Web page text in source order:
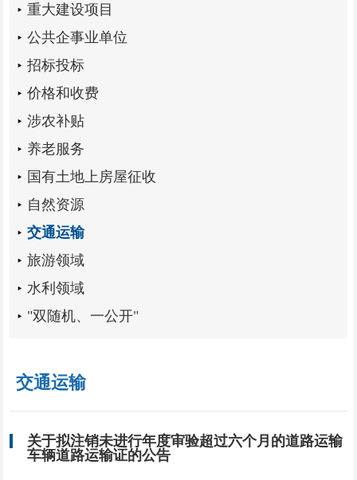
重大建设项目
公共企事业单位
招标投标
价格和收费
涉农补贴
养老服务
国有土地上房屋征收
自然资源
交通运输
旅游领域
水利领域
"双随机、一公开"
交通运输
关于拟注销未进行年度审验超过六个月的道路运输
车辆道路运输证的公告